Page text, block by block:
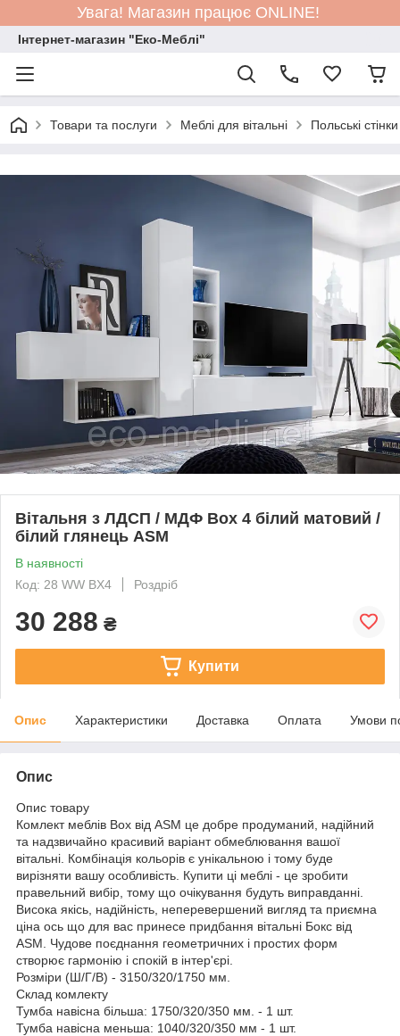
Увага! Магазин працює ONLINE!
Інтернет-магазин "Еко-Меблі"
Товари та послуги Меблі для вітальні Польські
Вітальня з ЛДСП / МДФ Box 4 білий матовий /
білий глянець ASM
В наявності
Код: 28 WW BX4
Роздріб
30 288 ₴
Купити
Опис Характеристики Доставка Оплата Умови
Опис
Опис товару
Комлект меблів Box від ASM це добре продуманий, надійний
та надзвичайно красивий варіант обмеблювання вашої
вітальні. Комбінація кольорів є унікальною і тому буде
вирізняти вашу особливість. Купити ці меблі - це зробити
правельний вибір, тому що очікування будуть виправданні.
Висока якісь, надійність, неперевершений вигляд та приємна
ціна ось що для вас принесе придбання вітальні Бокс від
ASM. Чудове поєднання геометричних і простих форм
створює гармонію і спокій в інтер'єрі.
Розміри (Ш/Г/В) - 3150/320/1750 мм.
Склад комлекту
Тумба навісна більша: 1750/320/350 мм. - 1 шт.
Тумба навісна меньша: 1040/320/350 мм - 1 шт.